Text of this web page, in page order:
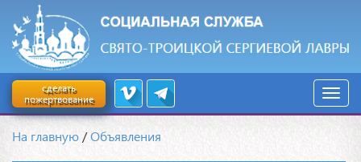
сделать
пожертвование
На главную /Объявления